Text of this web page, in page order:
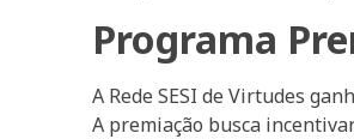
Programa
A Rede SESI de Virtudes
A premiação busca